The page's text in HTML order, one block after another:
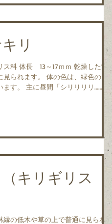
リ
科 体長 13～17ｍｍ 乾燥した背
られます。 体の色は、緑色のも
す。 主に昼間「シリリリリ……」
キリギリス